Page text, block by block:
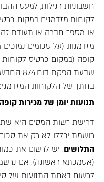
חשבוניות רגילות, למעט
לקוחות מזדמנים במקום
או מספר חברה או תעודת
מזדמנות (על סכומים
קופה (במקום כרטיס
שבעת
בחתך של הלקוחות
תנועות יומן של מכירות
דרישת רשות המסים היא
רושמת יכללו לא רק את
התלושים. יש לרשום את
לרשום באחת התנועות של